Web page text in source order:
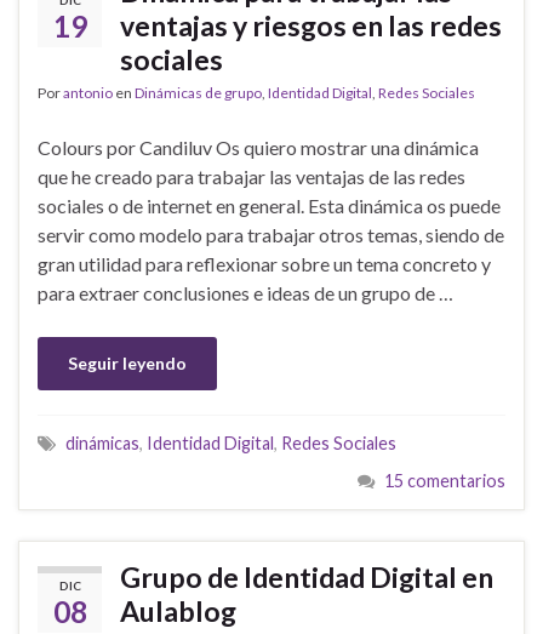
19
ventajas y riesgos en las redes
sociales
Porantonio en Dinámicas de grupo, Identidad Digital, Redes Sociales
Colours por Candiluv Os quiero mostrar una dinámica
que he creado para trabajar las ventajas de las redes
sociales o de internet en general. Esta dinámica os puede
servir como modelo para trabajar otros temas, siendo de
gran utilidad para reflexionar sobre un tema concreto y
para extraer conclusiones e ideas de un grupo de …
Seguir leyendo
dinámicas, Identidad Digital, Redes Sociales
15 comentarios
DIC
08
Grupo de Identidad Digital en
Aulablog